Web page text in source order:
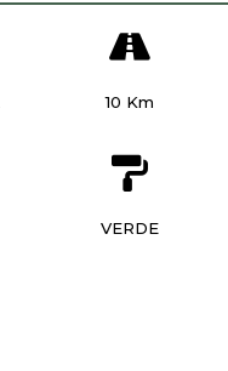
10 Km
VERDE